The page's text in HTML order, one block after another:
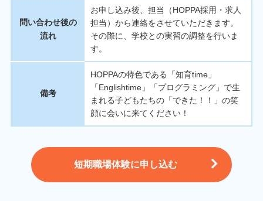
問い合わせ後の
流れ
お申し込み後、担当（HOPPA採用・求人
担当）から連絡をさせていただきます。
その際に、学校との実習の調整を行いま
す。
備考
HOPPAの特色である「知育time」
「Englishtime」「プログラミング」で生
まれる子どもたちの「できた！！」の笑
顔に会いに来てください！
短期職場体験に申し込む